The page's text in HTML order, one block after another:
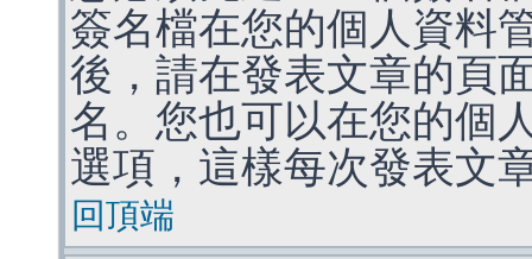
簽名檔在您的個人資料
後，請在發表文章的頁
名。您也可以在您的個
選項，這樣每次發表文
回頂端